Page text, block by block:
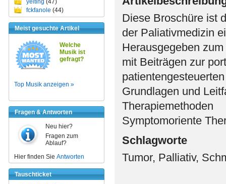
yeiting (47)
fckfanole (44)
Meist gesuchte Artikel
Welche
Musik ist
gefragt?
Top Musik anzeigen »
Fragen & Antworten
Neu hier?
Fragen zum
Ablauf?
Hier finden Sie Antworten
Tauschticket
Diese Broschüre ist
der Paliativmedizin
Herausgegeben
mit Beiträgen zur
Grundlagen und
Therapiemethoden
Symptomoriente
Schlagworte
Tumor, Palliativ,